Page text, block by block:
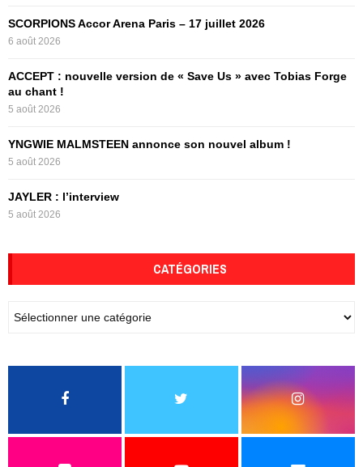
SCORPIONS Accor Arena Paris – 17 juillet 2026
6 août 2026
ACCEPT : nouvelle version de « Save Us » avec Tobias Forge
au chant !
5 août 2026
YNGWIE MALMSTEEN annonce son nouvel album !
5 août 2026
JAYLER : l’interview
5 août 2026
CATÉGORIES